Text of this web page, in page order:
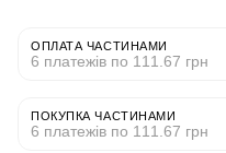
ОПЛАТА ЧАСТИНАМИ
6 платежів по 111.67 грн
ПОКУПКА ЧАСТИНАМИ
6 платежів по 111.67 грн